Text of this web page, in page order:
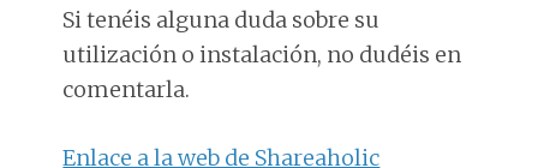
Si tenéis alguna duda sobre su
utilización o instalación, no dudéis en
comentarla.
Enlace a la web de Shareaholic